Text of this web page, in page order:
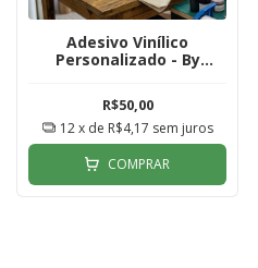
Adesivo Vinílico
Personalizado - By
R$50,00
12 x de R$4,17 sem juros
COMPRAR